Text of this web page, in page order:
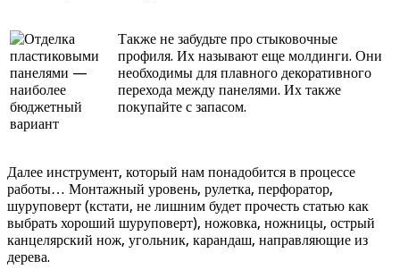
Также не забудьте про стыковочные
профиля. Их называют еще молдинги. Они
необходимы для плавного декоративного
перехода между панелями. Их также
покупайте с запасом.
Далее инструмент, который нам понадобится в процессе
работы… Монтажный уровень, рулетка, перфоратор,
шуруповерт (кстати, не лишним будет прочесть статью как
выбрать хороший шуруповерт), ножовка, ножницы, острый
канцелярский нож, угольник, карандаш, направляющие из
дерева.